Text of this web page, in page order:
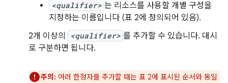
<qualifier> 는 리소스를 사용할 개별 구성을
지정하는 이름입니다 (표 2에 정의되어 있음).
2개 이상의
<qualifier> 를 추가할 수 있습니다. 대시
로 구분하면 됩니다.
주의: 여러 한정자를 추가할 때는 표 2에 표시된 순서와 동일